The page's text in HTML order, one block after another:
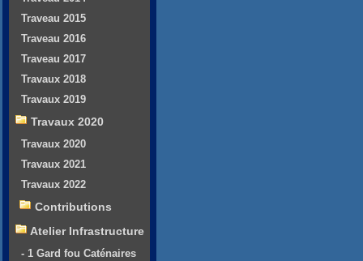
Traveau 2015
Traveau 2016
Traveau 2017
Travaux 2018
Travaux 2019
Travaux 2020
Travaux 2020
Travaux 2021
Travaux 2022
Contributions
Atelier Infrastructure
- 1 Gard fou Caténaires